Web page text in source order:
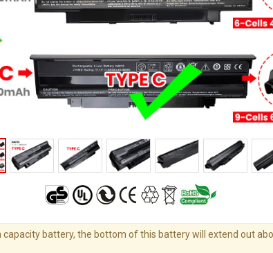
capacity battery, the bottom of this battery will extend out